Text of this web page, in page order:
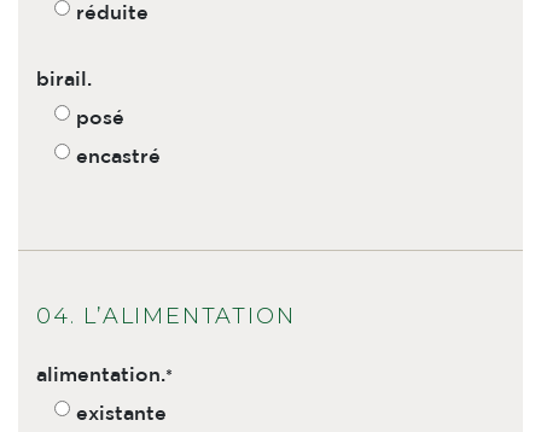
réduite
birail.
posé
encastré
04. L’ALIMENTATION
alimentation.
existante